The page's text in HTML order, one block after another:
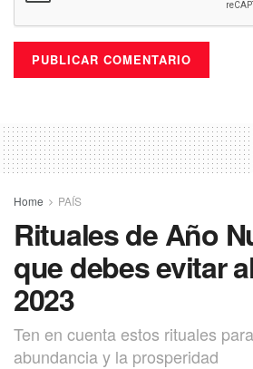
Home PAÍS
Rituales de Año
que debes evitar
2023
Ten en cuenta estos rituales
abundancia y la prosperidad